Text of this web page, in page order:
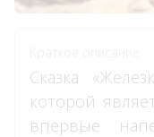
Сказка
которой
впервые